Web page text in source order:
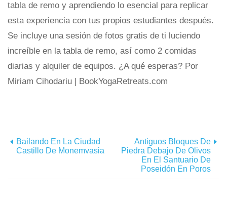
tabla de remo y aprendiendo lo esencial para replicar
esta experiencia con tus propios estudiantes después.
Se incluye una sesión de fotos gratis de ti luciendo
increíble en la tabla de remo, así como 2 comidas
diarias y alquiler de equipos. ¿A qué esperas? Por
Miriam Cihodariu | BookYogaRetreats.com
Bailando En La Ciudad
Castillo De Monemvasia
Antiguos Bloques De
Piedra Debajo De Olivos
En El Santuario De
Poseidón En Poros